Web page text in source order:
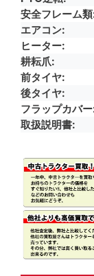
安全フレーム類
エアコン
ヒーター
耕耘爪
前タイヤ
後タイヤ
フラップカバー
取扱説明書